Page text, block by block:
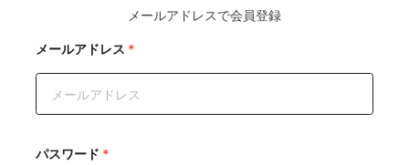
メールアドレスで会員登録
メールアドレス *
パスワード *